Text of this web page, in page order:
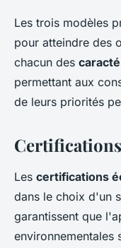
Les trois modèles
pour atteindre des
chacun des
permettant aux
de leurs priorités
Les certifications
dans le choix d'un
garantissent que
environnementales